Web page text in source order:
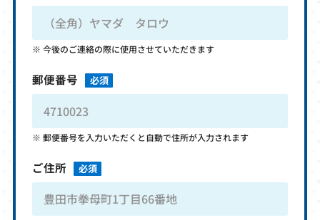
今後のご連絡の際に使用させていただきます
郵便番号 必須
郵便番号を入力いただくと自動で住所が入力されます
ご住所 必須